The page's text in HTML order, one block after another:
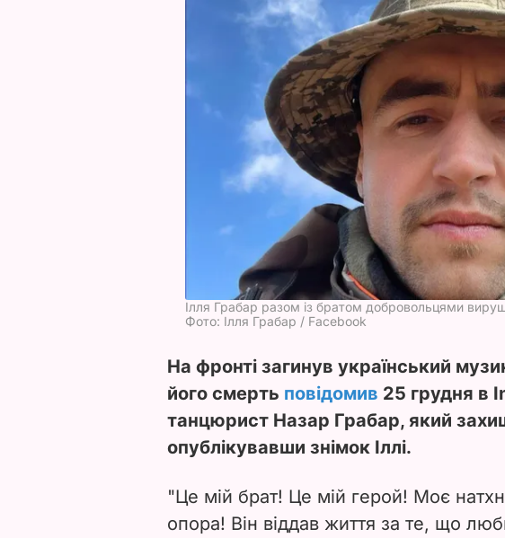
Ілля Грабар разом із братом добровольцями
Фото: Ілля Грабар / Facebook
На фронті загинув український
його смерть повідомив 25 грудня в
танцюрист Назар Грабар, який
опублікувавши знімок Іллі.
"Це мій брат! Це мій герой! Моє
опора! Він віддав життя за те, що